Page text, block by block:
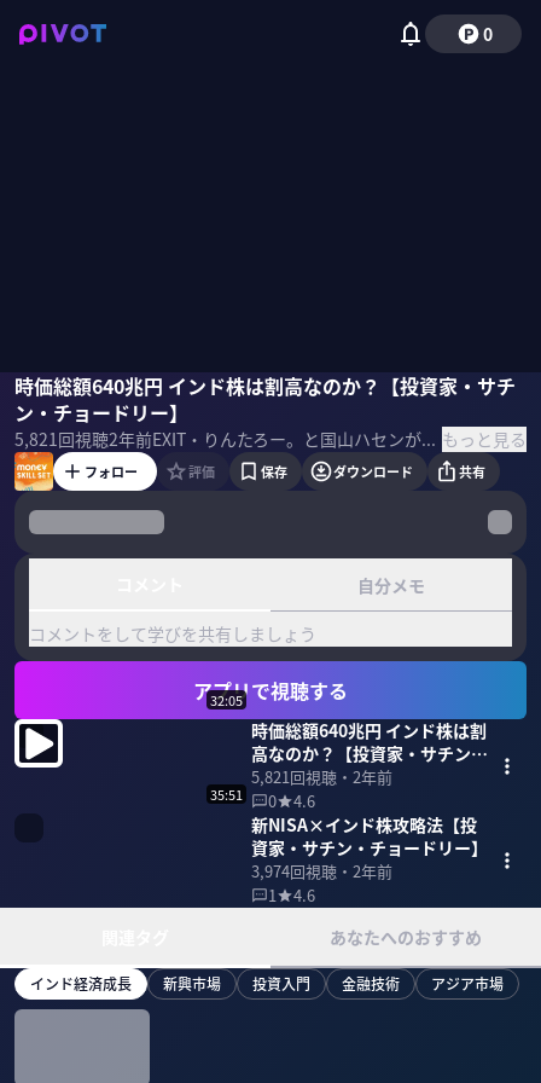
0
時価総額640兆円 インド株は割高なのか？【投資家・サチ
ン・チョードリー】
5,821回視聴2年前 EXIT・りんたろー。と国山ハセンが株・保険・住宅など資産運用にまつわるスキルセットを学ぶ。今回はサチン・チョードリー氏が史上最高値を更新する「インド株のポテンシャル」を語る ＜目次＞ もっと見る
サチン・チョードリー りんたろー。（EXIT）国山ハセン
フォロー 評価 保存 ダウンロード 共有
自分メモ
コメントをして学びを共有しましょう
アプリで視聴する
32:05
時価総額640兆円 インド株は割
高なのか？【投資家・サチン・
チョードリー】
5,821回視聴・ 2年前
0
4.6
35:51
新NISA×インド株攻略法【投
資家・サチン・チョードリー】
3,974回視聴・ 2年前
1
4.6
あなたへのおすすめ
インド経済成長 新興市場 投資入門 金融技術 アジア市場